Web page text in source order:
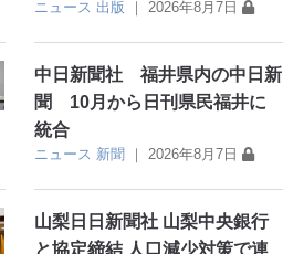
ニュース 出版 ｜2026年8月7日
中日新聞社 福井県内の中日新
聞 10月から日刊県民福井に
統合
ニュース 新聞 ｜2026年8月7日
山梨日日新聞社 山梨中央銀行
と協定締結 人口減少対策で連